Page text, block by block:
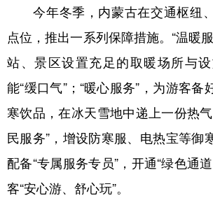
Русский язык 日本語
Deutsch Português
今年冬季，内蒙古在交通枢纽
点位，推出一系列保障措施。“温暖
站、景区设置充足的取暖场所与
能“缓口气”；“暖心服务”，为游客
寒饮品，在冰天雪地中递上一份热
民服务”，增设防寒服、电热宝等御
配备“专属服务专员”，开通“绿色通
客“安心游、舒心玩”。